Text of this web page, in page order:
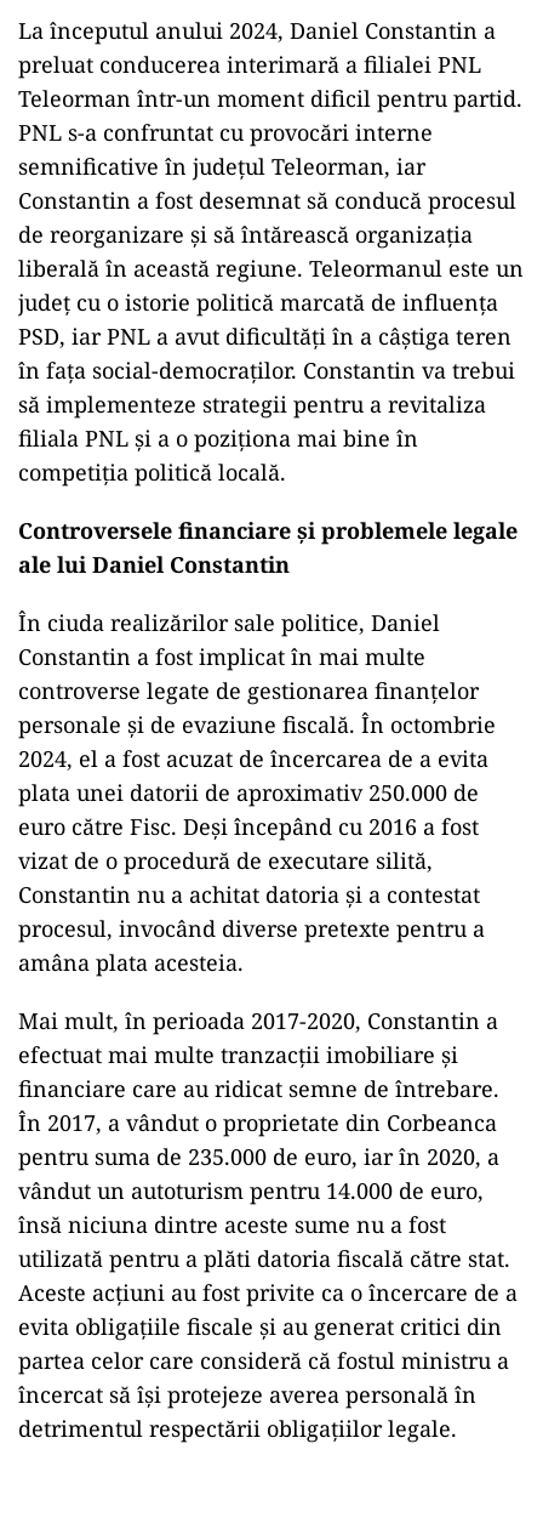
La începutul anului 2024, Daniel Constantin a
preluat conducerea interimară a filialei PNL
Teleorman într-un moment dificil pentru partid.
PNL s-a confruntat cu provocări interne
semnificative în județul Teleorman, iar
Constantin a fost desemnat să conducă procesul
de reorganizare și să întărească organizația
liberală în această regiune. Teleormanul este un
județ cu o istorie politică marcată de influența
PSD, iar PNL a avut dificultăți în a câștiga teren
în fața social-democraților. Constantin va trebui
să implementeze strategii pentru a revitaliza
filiala PNL și a o poziționa mai bine în
competiția politică locală.
Controversele financiare și problemele legale
ale lui Daniel Constantin
În ciuda realizărilor sale politice, Daniel
Constantin a fost implicat în mai multe
controverse legate de gestionarea finanțelor
personale și de evaziune fiscală. În octombrie
2024, el a fost acuzat de încercarea de a evita
plata unei datorii de aproximativ 250.000 de
euro către Fisc. Deși începând cu 2016 a fost
vizat de o procedură de executare silită,
Constantin nu a achitat datoria și a contestat
procesul, invocând diverse pretexte pentru a
amâna plata acesteia.
Mai mult, în perioada 2017-2020, Constantin a
efectuat mai multe tranzacții imobiliare și
financiare care au ridicat semne de întrebare.
În 2017, a vândut o proprietate din Corbeanca
pentru suma de 235.000 de euro, iar în 2020, a
vândut un autoturism pentru 14.000 de euro,
însă niciuna dintre aceste sume nu a fost
utilizată pentru a plăti datoria fiscală către stat.
Aceste acțiuni au fost privite ca o încercare de a
evita obligațiile fiscale și au generat critici din
partea celor care consideră că fostul ministru a
încercat să își protejeze averea personală în
detrimentul respectării obligațiilor legale.